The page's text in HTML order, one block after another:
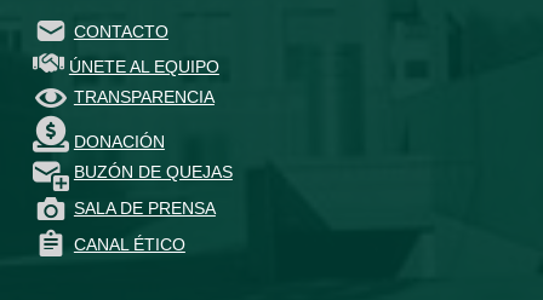
CONTACTO
ÚNETE AL EQUIPO
TRANSPARENCIA
DONACIÓN
BUZÓN DE QUEJAS
SALA DE PRENSA
CANAL ÉTICO